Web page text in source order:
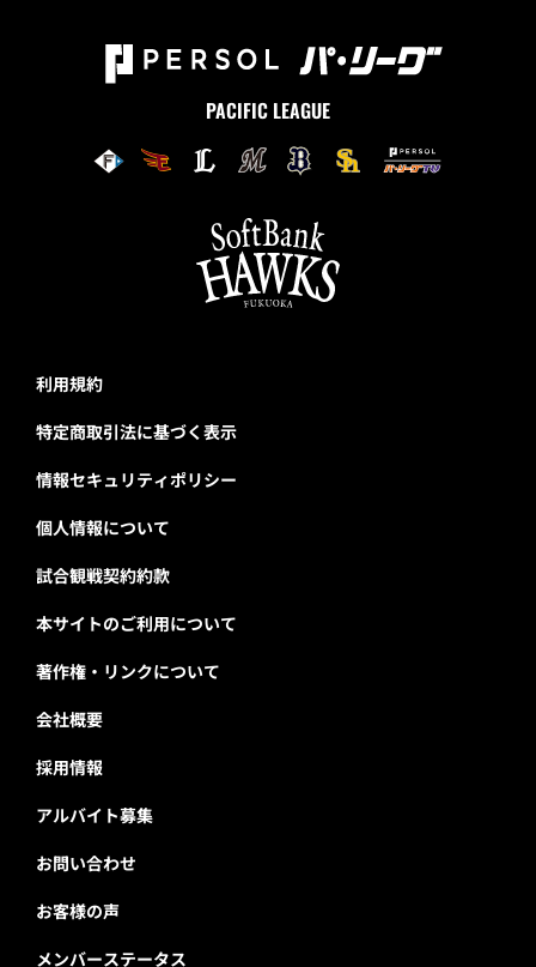
PACIFIC LEAGUE
利用規約
特定商取引法に基づく表示
情報セキュリティポリシー
個人情報について
試合観戦契約約款
本サイトのご利用について
著作権・リンクについて
会社概要
採用情報
アルバイト募集
お問い合わせ
お客様の声
メンバーステータス